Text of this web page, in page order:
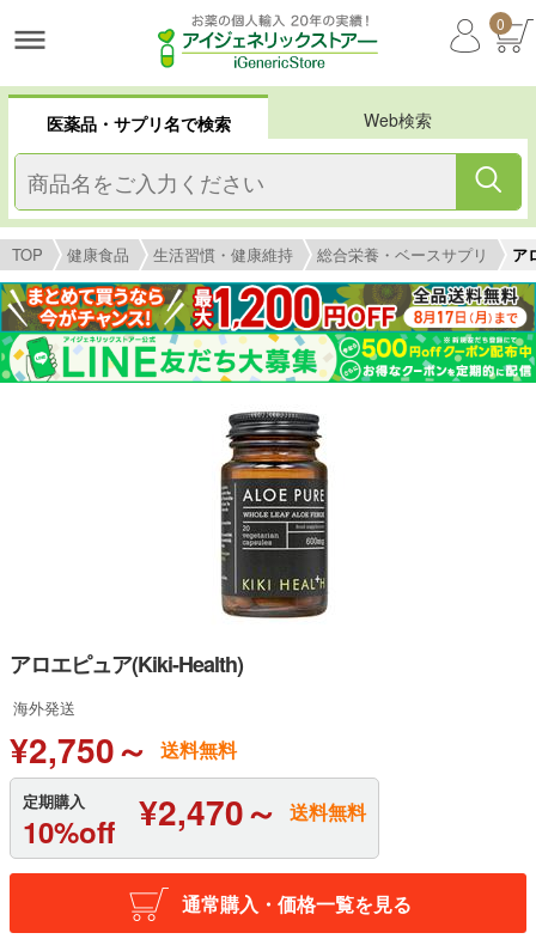
0
医薬品・サプリ名で検索 Web検索
TOP 健康食品 生活習慣・健康維持 総合栄養・ベースサプリ ア
アロエピュア(Kiki-Health)
海外発送
¥2,750～ 送料無料
定期購入
10%off ¥2,470～ 送料無料
通常購入・価格一覧を見る